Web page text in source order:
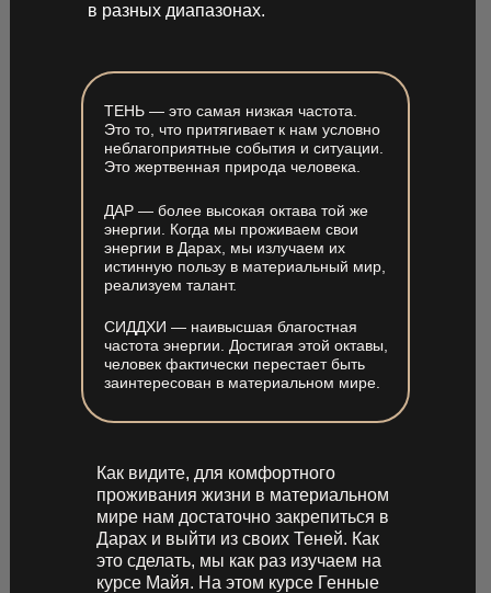
в разных диапазонах.
Как видите, для комфортного
проживания жизни в материальном
мире нам достаточно закрепиться в
Дарах и выйти из своих Теней. Как
это сделать, мы как раз изучаем на
курсе Майя. На этом курсе Генные
ТЕНЬ — это самая низкая частота.
Это то, что притягивает к нам условно
неблагоприятные события и ситуации.
Это жертвенная природа человека.
ДАР — более высокая октава той же
энергии. Когда мы проживаем свои
энергии в Дарах, мы излучаем их
истинную пользу в материальный мир,
реализуем талант.
СИДДХИ — наивысшая благостная
частота энергии. Достигая этой октавы,
человек фактически перестает быть
заинтересован в материальном мире.